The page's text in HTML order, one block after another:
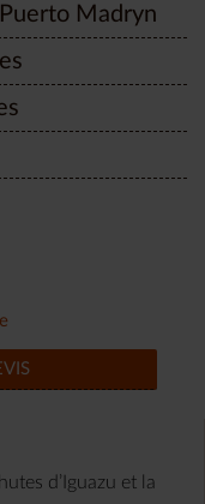
Madryn
d’Iguazu et la